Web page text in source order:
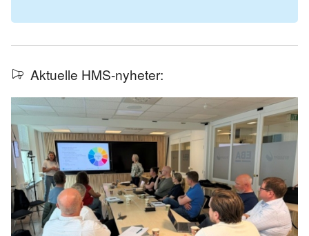
Aktuelle HMS-nyheter: